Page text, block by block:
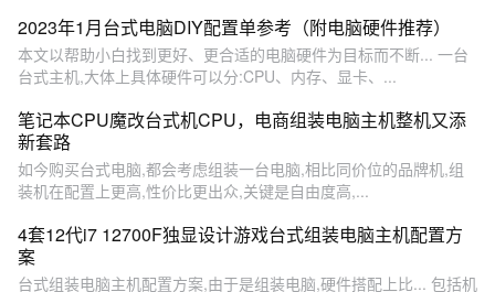
2023年1月台式电脑DIY配置单参考（附电脑硬件推荐）
本文以帮助小白找到更好、更合适的电脑硬件为目标而不断... 一台
台式主机,大体上具体硬件可以分:CPU、内存、显卡、...
笔记本CPU魔改台式机CPU，电商组装电脑主机整机又添
新套路
如今购买台式电脑,都会考虑组装一台电脑,相比同价位的品牌机,组
装机在配置上更高,性价比更出众,关键是自由度高,...
4套12代i7 12700F独显设计游戏台式组装电脑主机配置方
案
台式组装电脑主机配置方案,由于是组装电脑,硬件搭配上比... 包括机